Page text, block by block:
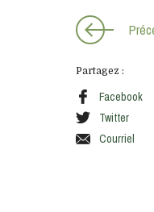
Partagez :
Facebook
Twitter
Courriel